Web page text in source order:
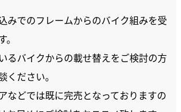
みでのフレームからのバイク組みを受
るバイクからの載せ替えをご検討の方
ください。
などでは既に完売となっておりますの